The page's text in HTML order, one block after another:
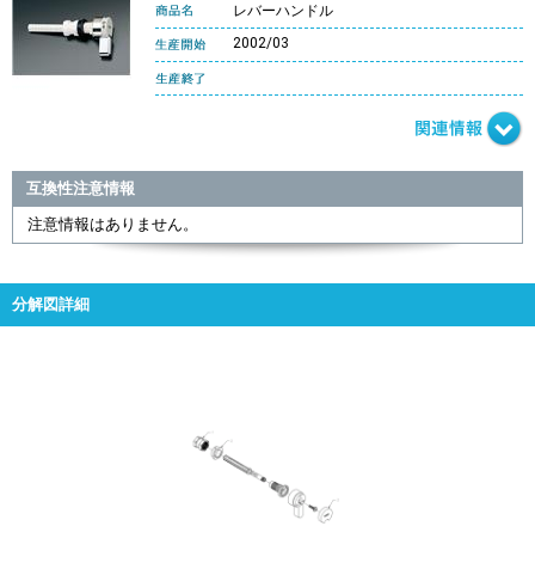
レバーハンドル
2002/03
互換性注意情報
注意情報はありません。
分解図詳細